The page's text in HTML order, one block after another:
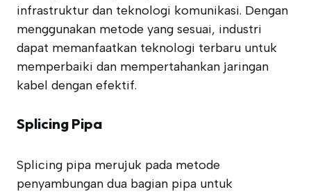
infrastruktur dan teknologi komunikasi. Dengan
menggunakan metode yang sesuai, industri
dapat memanfaatkan teknologi terbaru untuk
memperbaiki dan mempertahankan jaringan
kabel dengan efektif.
Splicing Pipa
Splicing pipa merujuk pada metode
penyambungan dua bagian pipa untuk